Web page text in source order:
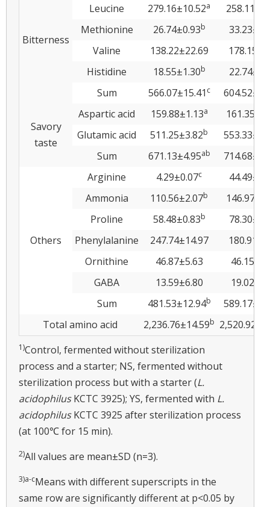
Bitterness
Leucine
279.16±10.52a
Methionine
26.74±0.93b
Valine
138.22±22.69
Histidine
18.55±1.30b
Sum
566.07±15.41 c
Savory
taste
Aspartic acid 159.88±1.13a
Glutamic acid
511.25±3.82b
Sum
671.13±4.95ab
Others
Arginine 4.29±0.07c
Ammonia
110.56±2.07b
Proline
58.48±0.83b
Phenylalanine
247.74±14.97
Ornithine
46.87±5.63
GABA
13.59±6.80
Sum
481.53±12.94b
Total amino acid
2,236.76±14.59b
1)Control, fermented without sterilization
process and a starter; NS, fermented without
sterilization process but with a starter (L.
acidophilusKCTC 3925); YS, fermented with L.
acidophilusKCTC 3925 after sterilization process
(at 100℃ for 15 min).
2)All values are mean±SD (n=3).
3)a-cMeans with different superscripts in the
same row are significantly different at p<0.05 by